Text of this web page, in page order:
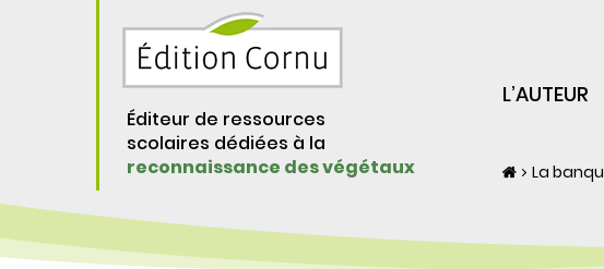
Éditeur de ressources
scolaires dédiées à la
reconnaissance des végétaux
L’AUTEUR
La